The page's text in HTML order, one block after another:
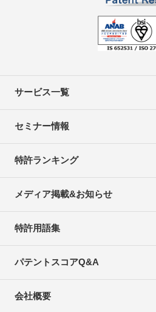
サービス一覧
セミナー情報
特許ランキング
メディア掲載&お知らせ
特許用語集
パテントスコアQ&A
会社概要